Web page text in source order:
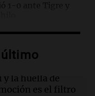
1-0 ante Tigre y
a Sudáfrica en un
y la huella de
es el filtro